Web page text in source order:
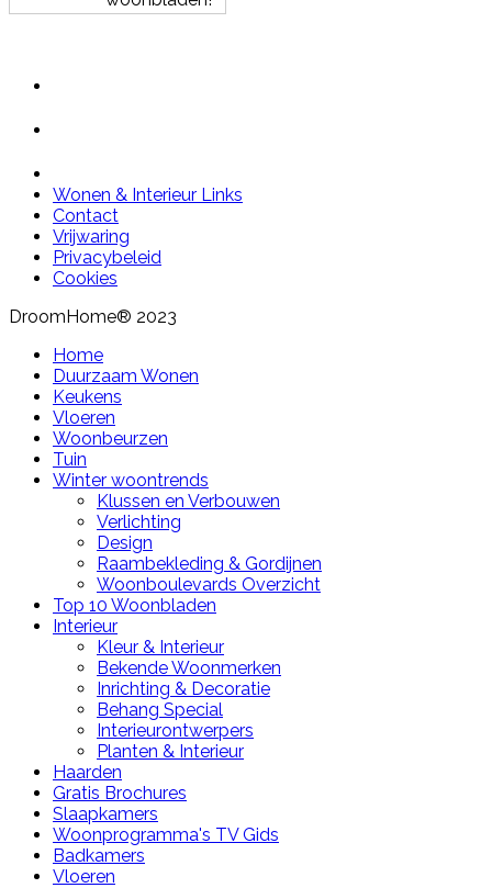
Wonen & Interieur Links
Contact
Vrijwaring
Privacybeleid
Cookies
DroomHome® 2023
Home
Duurzaam Wonen
Keukens
Vloeren
Woonbeurzen
Tuin
Winter woontrends
Klussen en Verbouwen
Verlichting
Design
Raambekleding & Gordijnen
Woonboulevards Overzicht
Top 10 Woonbladen
Interieur
Kleur & Interieur
Bekende Woonmerken
Inrichting & Decoratie
Behang Special
Interieurontwerpers
Planten & Interieur
Haarden
Gratis Brochures
Slaapkamers
Woonprogramma's TV Gids
Badkamers
Vloeren